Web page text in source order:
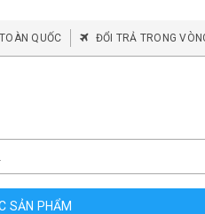
QUỐC ĐỔI TRẢ TRONG
SẢN PHẨM